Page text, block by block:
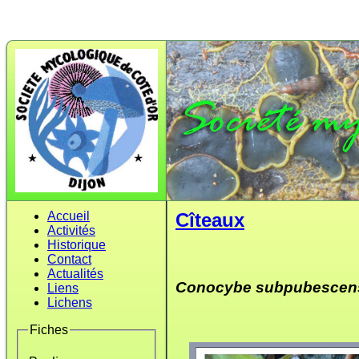
Accueil
Activités
Historique
Contact
Actualités
Liens
Lichens
Fiches
Cîteaux
Conocybe